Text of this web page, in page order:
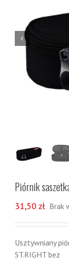

Piórnik
31,50 zł Brak
Usztywniany
ST.RIGHT bez